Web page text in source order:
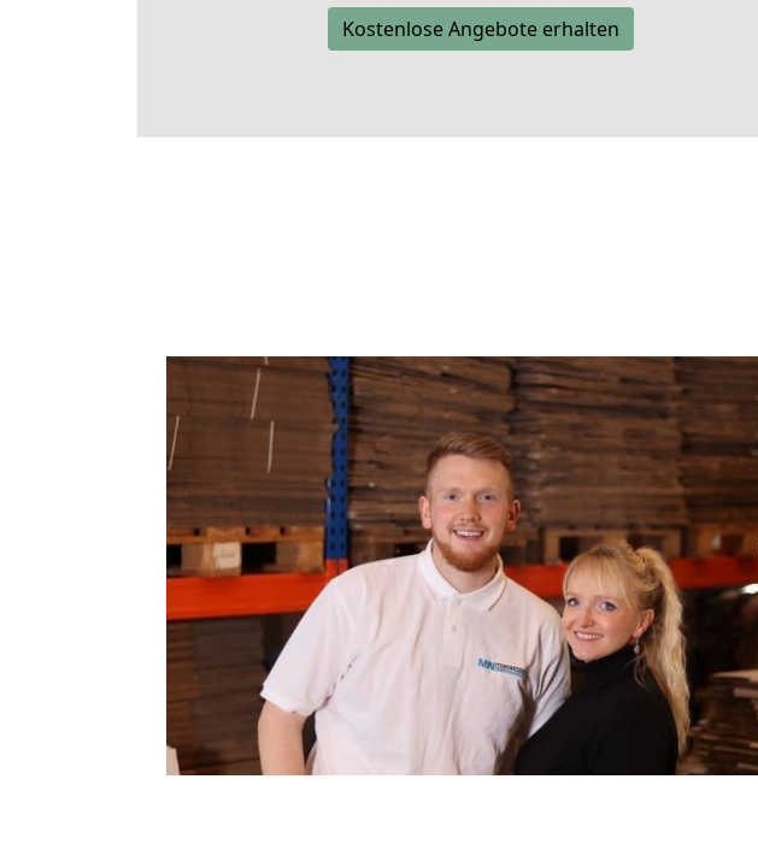
Kostenlose Angebote erhalten